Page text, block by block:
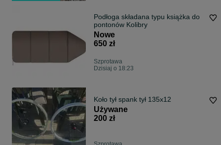
Podłoga składana typu książka do
pontonów Kolibry
Nowe
650 zł
Szprotawa
Dzisiaj o 18:23
Koło tył spank tył 135x12
Używane
200 zł